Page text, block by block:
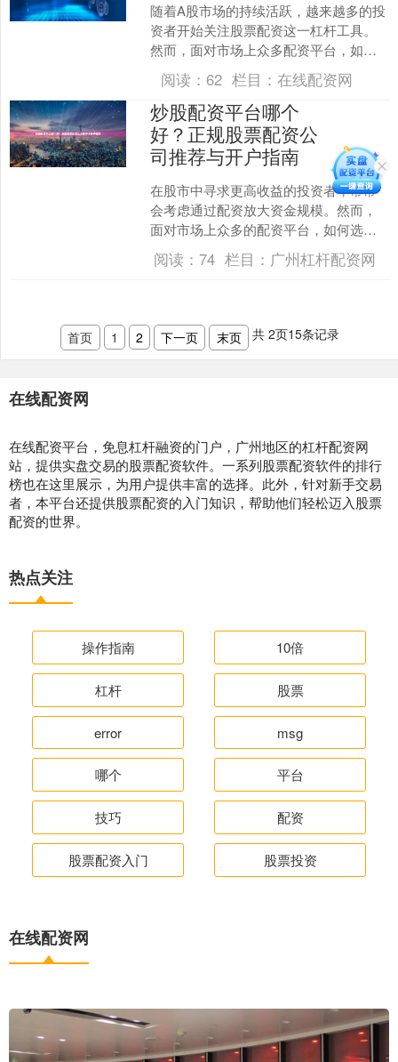
随着A股市场的持续活跃，越来越多的投
资者开始关注股票配资这一杠杆工具。
然而，面对市场上众多配资平台，如何
辨别正规平台、规避风险成为投资者的
首要课题。本文将为您梳....
阅读：62 栏目：在线配资网
炒股配资平台哪个
好？正规股票配资公
司推荐与开户指南
在股市中寻求更高收益的投资者，常常
会考虑通过配资放大资金规模。然而，
面对市场上众多的配资平台，如何选择
安全可靠的正规公司成为关键问题。本
文将为您提供一份全面的股....
阅读： 74 栏目： 广州杠杆配资网
首页 1 2 下一页 末页 共 2页15条记录
在线配资网
在线配资平台，免息杠杆融资的门户，广州地区的杠杆配资网
站，提供实盘交易的股票配资软件。一系列股票配资软件的排行
榜也在这里展示，为用户提供丰富的选择。此外，针对新手交易
者，本平台还提供股票配资的入门知识，帮助他们轻松迈入股票
配资的世界。
热点关注
操作指南 10倍
杠杆 股票
error msg
哪个 平台
技巧 配资
股票配资入门 股票投资
在线配资网